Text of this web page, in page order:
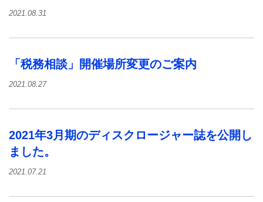
2021.08.31
「税務相談」開催場所変更のご案内
2021.08.27
2021年3月期のディスクロージャー誌を公開し
ました。
2021.07.21